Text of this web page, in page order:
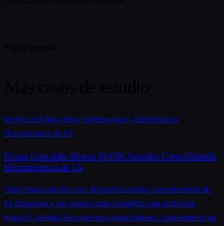
Servicios Financieros Gobernanza y Auditoría de
Herramientas de IA
Firma Contable Ahorra $145K Anuales Consolidando
Herramientas de IA
Una firma contable con 40 profesionales, experimentos de
IA dispersos y sin gobernanza completó una auditoría
integral, eliminó herramientas redundantes e implementó un